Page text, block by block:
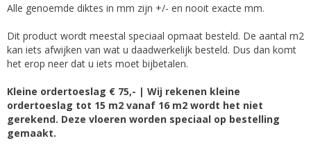
Alle genoemde diktes in mm zijn +/- en nooit exacte mm.
Dit product wordt meestal speciaal opmaat besteld. De aantal m2
kan iets afwijken van wat u daadwerkelijk besteld. Dus dan komt
het erop neer dat u iets moet bijbetalen.
Kleine ordertoeslag € 75,- | Wij rekenen kleine
ordertoeslag tot 15 m2 vanaf 16 m2 wordt het niet
gerekend. Deze vloeren worden speciaal op bestelling
gemaakt.